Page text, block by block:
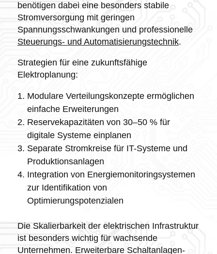
benötigen dabei eine besonders stabile
Stromversorgung mit geringen
Spannungsschwankungen und professionelle
Steuerungs- und Automatisierungstechnik.
Strategien für eine zukunftsfähige
Elektroplanung:
Modulare Verteilungskonzepte ermöglichen
einfache Erweiterungen
Reservekapazitäten von 30–50 % für
digitale Systeme einplanen
Separate Stromkreise für IT-Systeme und
Produktionsanlagen
Integration von Energiemonitoringsystemen
zur Identifikation von
Optimierungspotenzialen
Die Skalierbarkeit der elektrischen Infrastruktur
ist besonders wichtig für wachsende
Unternehmen. Erweiterbare Schaltanlagen-